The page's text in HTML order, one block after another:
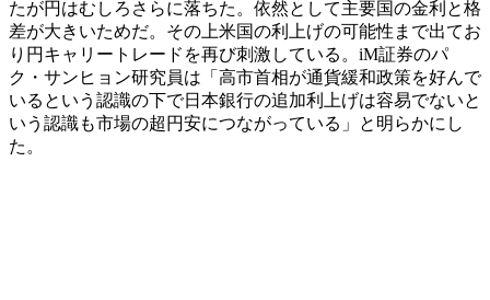
たが円はむしろさらに落ちた。依然として主要国の金利と格
差が大きいためだ。その上米国の利上げの可能性まで出てお
り円キャリートレードを再び刺激している。iM証券のパ
ク・サンヒョン研究員は「高市首相が通貨緩和政策を好んで
いるという認識の下で日本銀行の追加利上げは容易でないと
いう認識も市場の超円安につながっている」と明らかにし
た。